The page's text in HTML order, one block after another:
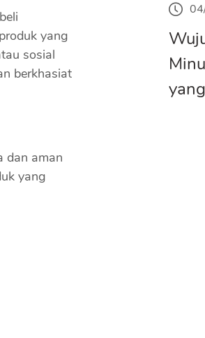
yang
sosial
berkhasiat
dan aman
yang